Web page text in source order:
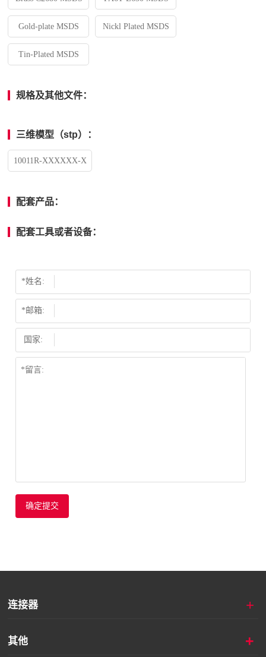
Gold-plate MSDS Nickl Plated MSDS
Tin-Plated MSDS
规格及其他文件：
三维模型（stp）：
10011R-XXXXXX-X
配套产品：
配套工具或者设备：
*姓名:
*邮箱:
国家:
确定提交
连接器 +
其他 +